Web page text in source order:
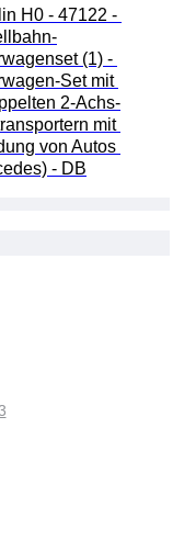
H0 - 47122 -
(1) -
Set mit
2-Achs-
mit
von Autos
- DB